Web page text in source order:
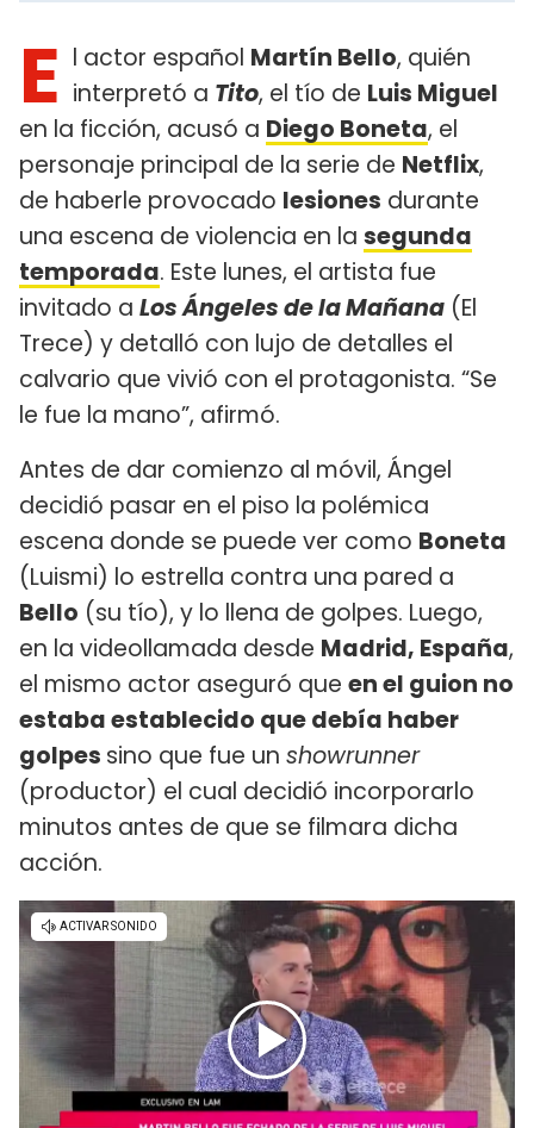
E l actor español Martín Bello, quién
interpretó a Tito, el tío de Luis Miguel
en la ficción, acusó a Diego Boneta, el
personaje principal de la serie de Netflix,
de haberle provocado lesiones durante
una escena de violencia en la segunda
temporada. Este lunes, el artista fue
invitado a Los Ángeles de la Mañana (El
Trece) y detalló con lujo de detalles el
calvario que vivió con el protagonista. “Se
le fue la mano”, afirmó.
Antes de dar comienzo al móvil, Ángel
decidió pasar en el piso la polémica
escena donde se puede ver como Boneta
(Luismi) lo estrella contra una pared a
Bello (su tío), y lo llena de golpes. Luego,
en la videollamada desde Madrid, España,
el mismo actor aseguró que en el guion no
estaba establecido que debía haber
golpes sino que fue un showrunner
(productor) el cual decidió incorporarlo
minutos antes de que se filmara dicha
acción.